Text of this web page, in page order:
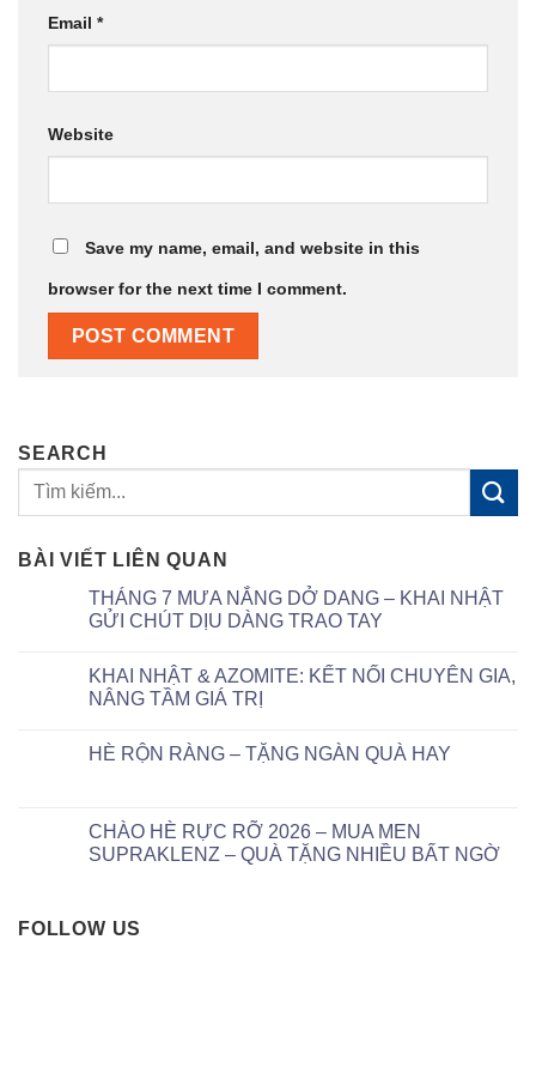
Email *
Website
Save my name, email, and website in this
browser for the next time I comment.
SEARCH
BÀI VIẾT LIÊN QUAN
THÁNG 7 MƯA NẮNG DỞ DANG – KHAI NHẬT
GỬI CHÚT DỊU DÀNG TRAO TAY
KHAI NHẬT & AZOMITE: KẾT NỐI CHUYÊN GIA,
NÂNG TẦM GIÁ TRỊ
HÈ RỘN RÀNG – TẶNG NGÀN QUÀ HAY
CHÀO HÈ RỰC RỠ 2026 – MUA MEN
SUPRAKLENZ – QUÀ TẶNG NHIỀU BẤT NGỜ
FOLLOW US